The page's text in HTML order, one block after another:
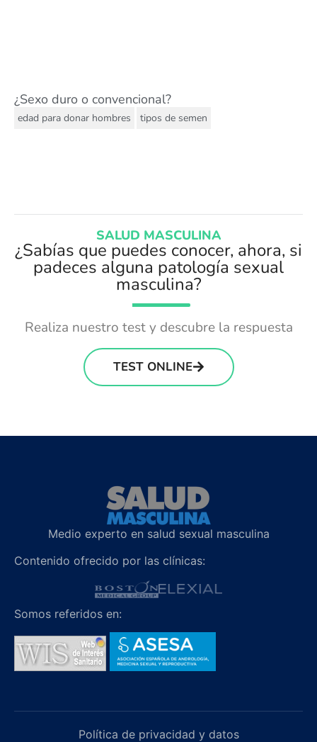
¿Sexo duro o convencional?
edad para donar hombres tipos de semen
SALUD MASCULINA
¿Sabías que puedes conocer, ahora, si
padeces alguna patología sexual
masculina?
Realiza nuestro test y descubre la respuesta
TEST ONLINE
Medio experto en salud sexual masculina
Contenido ofrecido por las clínicas:
Somos referidos en:
Política de privacidad y datos